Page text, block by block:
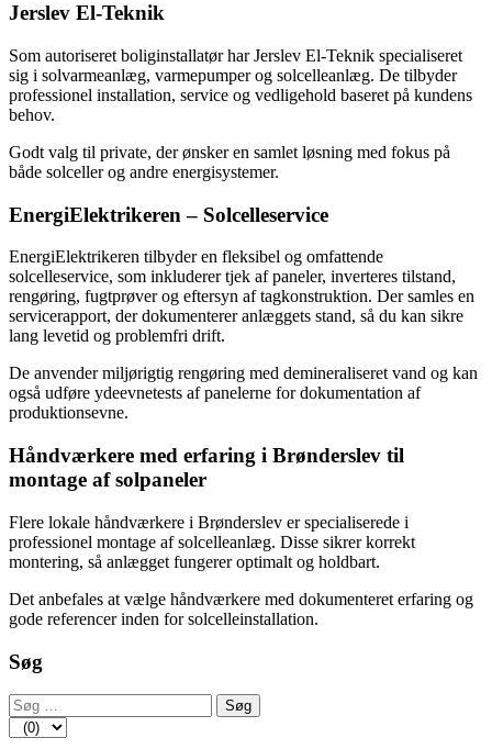
Jerslev El-Teknik
Som autoriseret boliginstallatør har Jerslev El-Teknik specialiseret
sig i solvarmeanlæg, varmepumper og solcelleanlæg. De tilbyder
professionel installation, service og vedligehold baseret på kundens
behov.
Godt valg til private, der ønsker en samlet løsning med fokus på
både solceller og andre energisystemer.
EnergiElektrikeren – Solcelleservice
EnergiElektrikeren tilbyder en fleksibel og omfattende
solcelleservice, som inkluderer tjek af paneler, inverteres tilstand,
rengøring, fugtprøver og eftersyn af tagkonstruktion. Der samles en
servicerapport, der dokumenterer anlæggets stand, så du kan sikre
lang levetid og problemfri drift.
De anvender miljørigtig rengøring med demineraliseret vand og kan
også udføre ydeevnetests af panelerne for dokumentation af
produktionsevne.
Håndværkere med erfaring i Brønderslev til
montage af solpaneler
Flere lokale håndværkere i Brønderslev er specialiserede i
professionel montage af solcelleanlæg. Disse sikrer korrekt
montering, så anlægget fungerer optimalt og holdbart.
Det anbefales at vælge håndværkere med dokumenteret erfaring og
gode referencer inden for solcelleinstallation.
Søg
Søg
efter: